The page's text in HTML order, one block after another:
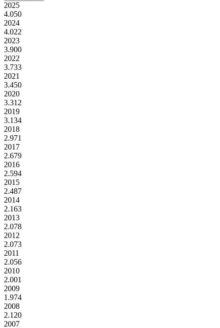
2025
4.050
2024
4.022
2023
3.900
2022
3.733
2021
3.450
2020
3.312
2019
3.134
2018
2.971
2017
2.679
2016
2.594
2015
2.487
2014
2.163
2013
2.078
2012
2.073
2011
2.056
2010
2.001
2009
1.974
2008
2.120
2007